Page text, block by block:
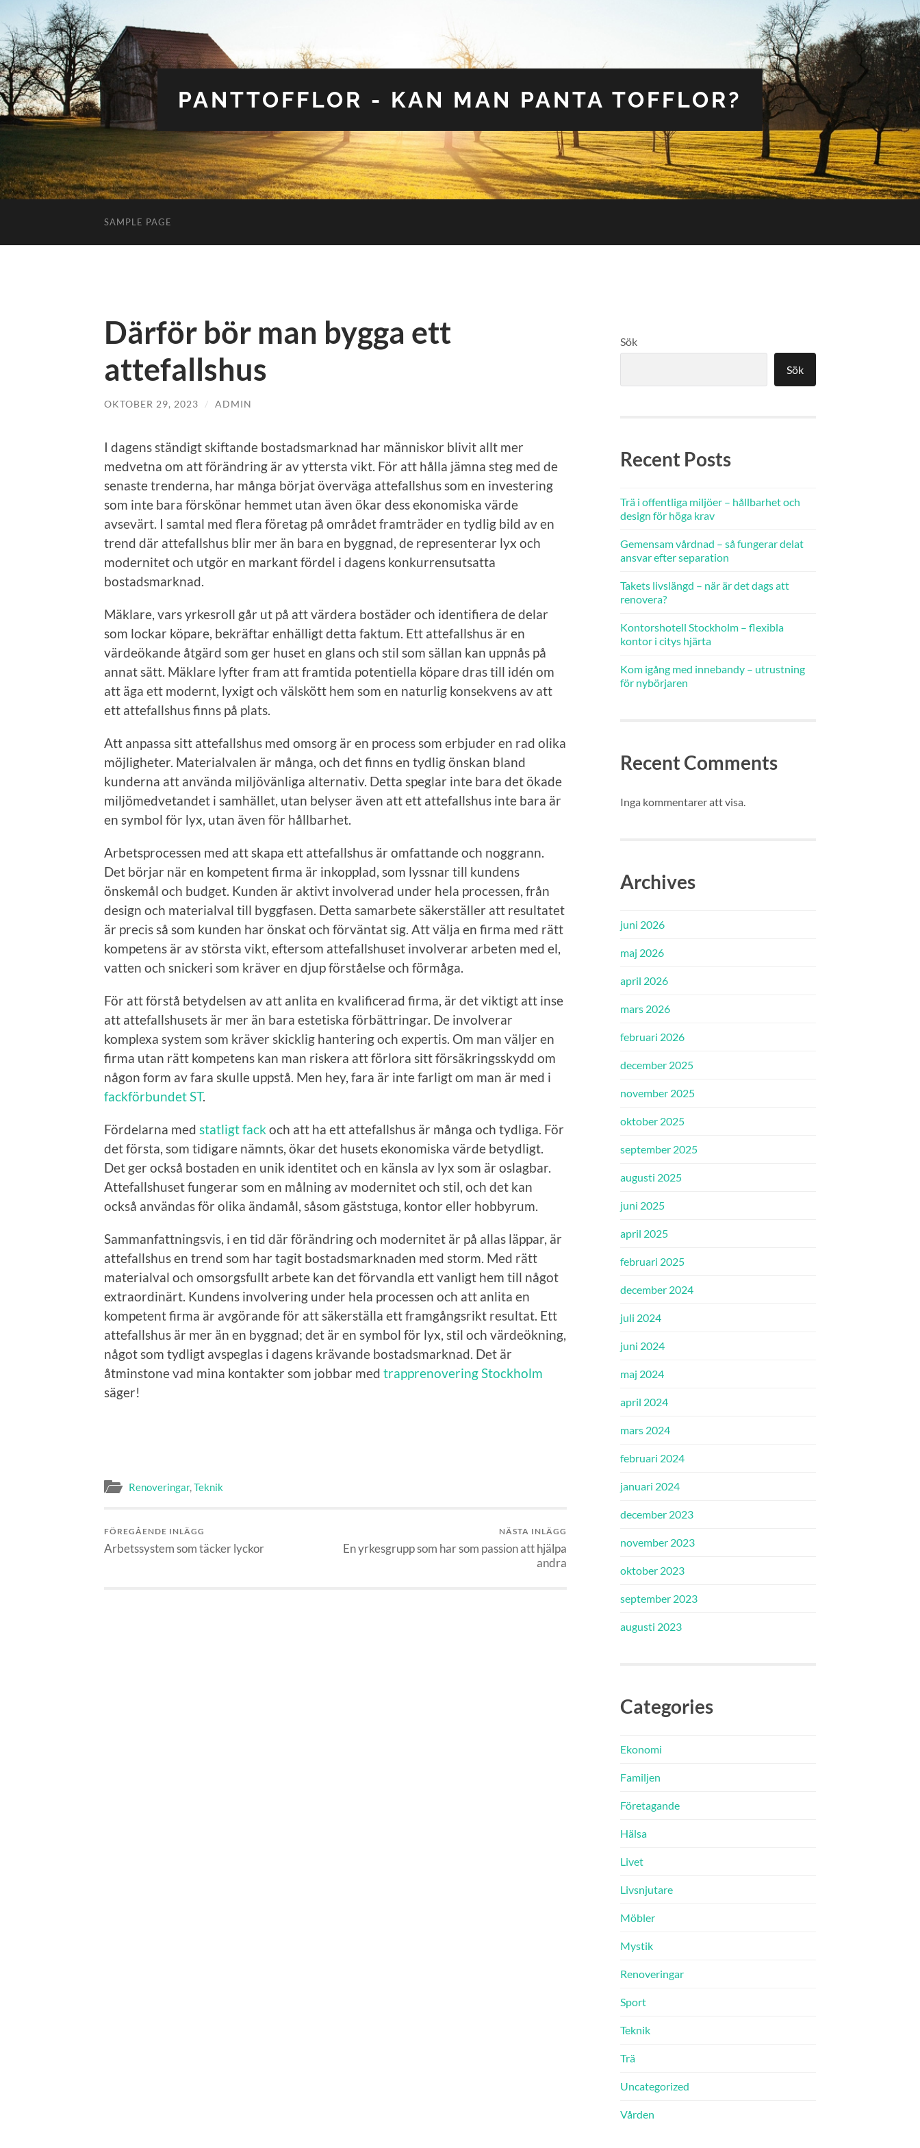
PANTTOFFLOR - KAN MAN PANTA TOFFLOR?
SAMPLE PAGE
Därför bör man bygga ett
attefallshus
OKTOBER 29, 2023 / ADMIN
I dagens ständigt skiftande bostadsmarknad har människor blivit allt mer
medvetna om att förändring är av yttersta vikt. För att hålla jämna steg med de
senaste trenderna, har många börjat överväga attefallshus som en investering
som inte bara förskönar hemmet utan även ökar dess ekonomiska värde
avsevärt. I samtal med flera företag på området framträder en tydlig bild av en
trend där attefallshus blir mer än bara en byggnad, de representerar lyx och
modernitet och utgör en markant fördel i dagens konkurrensutsatta
bostadsmarknad.
Mäklare, vars yrkesroll går ut på att värdera bostäder och identifiera de delar
som lockar köpare, bekräftar enhälligt detta faktum. Ett attefallshus är en
värdeökande åtgärd som ger huset en glans och stil som sällan kan uppnås på
annat sätt. Mäklare lyfter fram att framtida potentiella köpare dras till idén om
att äga ett modernt, lyxigt och välskött hem som en naturlig konsekvens av att
ett attefallshus finns på plats.
Att anpassa sitt attefallshus med omsorg är en process som erbjuder en rad olika
möjligheter. Materialvalen är många, och det finns en tydlig önskan bland
kunderna att använda miljövänliga alternativ. Detta speglar inte bara det ökade
miljömedvetandet i samhället, utan belyser även att ett attefallshus inte bara är
en symbol för lyx, utan även för hållbarhet.
Arbetsprocessen med att skapa ett attefallshus är omfattande och noggrann.
Det börjar när en kompetent firma är inkopplad, som lyssnar till kundens
önskemål och budget. Kunden är aktivt involverad under hela processen, från
design och materialval till byggfasen. Detta samarbete säkerställer att resultatet
är precis så som kunden har önskat och förväntat sig. Att välja en firma med rätt
kompetens är av största vikt, eftersom attefallshuset involverar arbeten med el,
vatten och snickeri som kräver en djup förståelse och förmåga.
För att förstå betydelsen av att anlita en kvalificerad firma, är det viktigt att inse
att attefallshusets är mer än bara estetiska förbättringar. De involverar
komplexa system som kräver skicklig hantering och expertis. Om man väljer en
firma utan rätt kompetens kan man riskera att förlora sitt försäkringsskydd om
någon form av fara skulle uppstå. Men hey, fara är inte farligt om man är med i
fackförbundet ST.
Fördelarna med statligt fack och att ha ett attefallshus är många och tydliga. För
det första, som tidigare nämnts, ökar det husets ekonomiska värde betydligt.
Det ger också bostaden en unik identitet och en känsla av lyx som är oslagbar.
Attefallshuset fungerar som en målning av modernitet och stil, och det kan
också användas för olika ändamål, såsom gäststuga, kontor eller hobbyrum.
Sammanfattningsvis, i en tid där förändring och modernitet är på allas läppar, är
attefallshus en trend som har tagit bostadsmarknaden med storm. Med rätt
materialval och omsorgsfullt arbete kan det förvandla ett vanligt hem till något
extraordinärt. Kundens involvering under hela processen och att anlita en
kompetent firma är avgörande för att säkerställa ett framgångsrikt resultat. Ett
attefallshus är mer än en byggnad; det är en symbol för lyx, stil och värdeökning,
något som tydligt avspeglas i dagens krävande bostadsmarknad. Det är
åtminstone vad mina kontakter som jobbar med trapprenovering Stockholm
säger!
Renoveringar,Teknik
FÖREGÅENDE INLÄGG
Arbetssystem som täcker lyckor
NÄSTA INLÄGG
En yrkesgrupp som har som passion att hjälpa
andra
Sök
Sök
Recent Posts
Trä i offentliga miljöer – hållbarhet och
design för höga krav
Gemensam vårdnad – så fungerar delat
ansvar efter separation
Takets livslängd – när är det dags att
renovera?
Kontorshotell Stockholm – flexibla
kontor i citys hjärta
Kom igång med innebandy – utrustning
för nybörjaren
Recent Comments
Inga kommentarer att visa.
Archives
juni 2026
maj 2026
april 2026
mars 2026
februari 2026
december 2025
november 2025
oktober 2025
september 2025
augusti 2025
juni 2025
april 2025
februari 2025
december 2024
juli 2024
juni 2024
maj 2024
april 2024
mars 2024
februari 2024
januari 2024
december 2023
november 2023
oktober 2023
september 2023
augusti 2023
Categories
Ekonomi
Familjen
Företagande
Hälsa
Livet
Livsnjutare
Möbler
Mystik
Renoveringar
Sport
Teknik
Trä
Uncategorized
Vården